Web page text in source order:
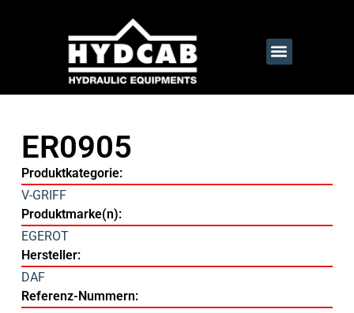
ER0905
Produktkategorie:
V-GRIFF
Produktmarke(n):
EGEROT
Hersteller:
DAF
Referenz-Nummern: